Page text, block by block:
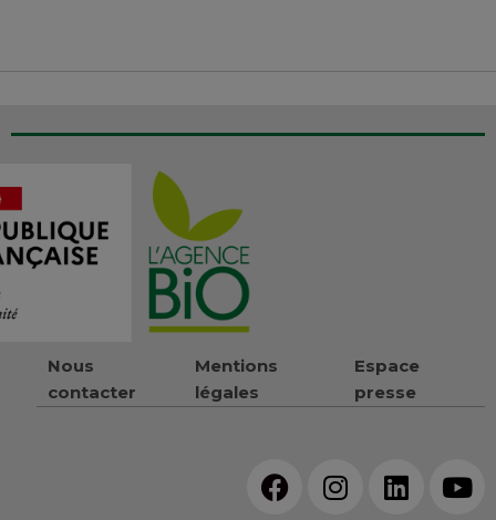
Nous
contacter
Mentions
légales
Espace
presse